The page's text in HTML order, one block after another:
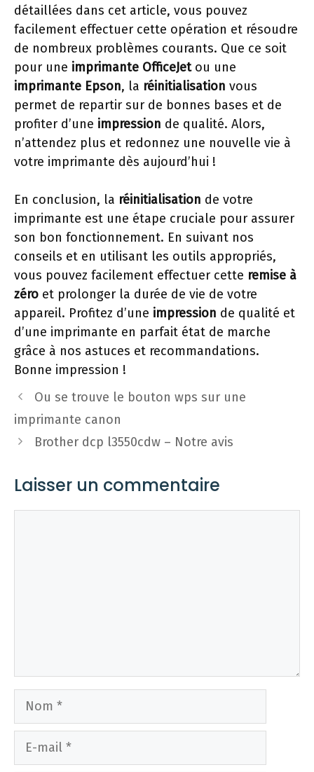
détaillées dans cet article, vous pouvez
facilement effectuer cette opération et résoudre
de nombreux problèmes courants. Que ce soit
pour une imprimante OfficeJetou une
imprimante Epson, la réinitialisation vous
permet de repartir sur de bonnes bases et de
profiter d’une impression de qualité. Alors,
n’attendez plus et redonnez une nouvelle vie à
votre imprimante dès aujourd’hui !
En conclusion, la réinitialisation de votre
imprimante est une étape cruciale pour assurer
son bon fonctionnement. En suivant nos
conseils et en utilisant les outils appropriés,
vous pouvez facilement effectuer cette remise à
zéro et prolonger la durée de vie de votre
appareil. Profitez d’une impression de qualité et
d’une imprimante en parfait état de marche
grâce à nos astuces et recommandations.
Bonne impression !
Ou se trouve le bouton wps sur une
imprimante canon
Brother dcp l3550cdw – Notre avis
Laisser un commentaire
Nom